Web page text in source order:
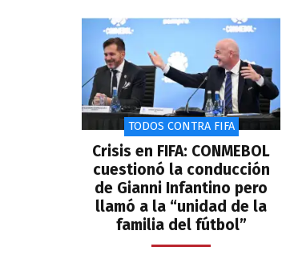
TODOS CONTRA FIFA
Crisis en FIFA: CONMEBOL
cuestionó la conducción
de Gianni Infantino pero
llamó a la “unidad de la
familia del fútbol”